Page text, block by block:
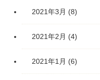
2021年3月 (8)
2021年2月 (4)
2021年1月 (6)